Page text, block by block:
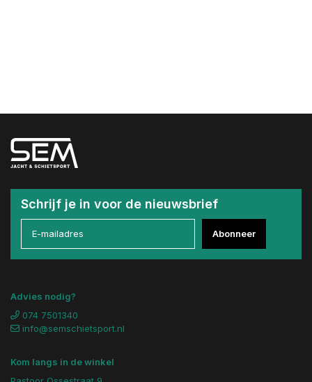
Schrijf je in voor de nieuwsbrief
Abonneer
Advies nodig?
074 7501340
info@semschietsport.nl
Kom langs in de winkel